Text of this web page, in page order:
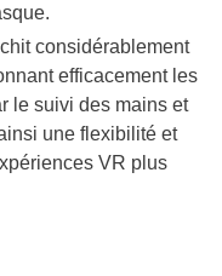
considérablement
efficacement les
le suivi des mains et
une flexibilité et
VR plus